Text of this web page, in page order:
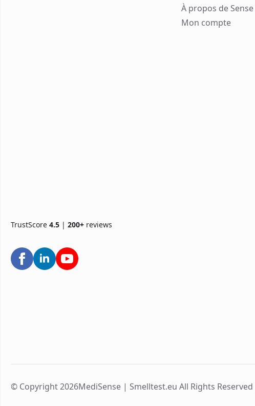
TrustScore 4.5 | 200+ reviews
À propos de Sense
Mon compte
© Copyright 2026MediSense | Smelltest.eu All Rights Reserved